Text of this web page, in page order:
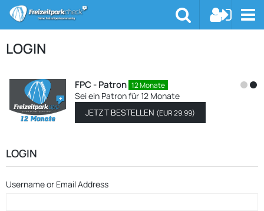
LOGIN
FPC - Patron 12 Monate
Sei ein Patron für 12 Monate
JETZT BESTELLEN( EUR 29.99)
LOGIN
Username or Email Address